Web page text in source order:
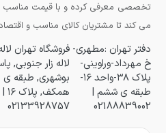
تخصصی معرفی کرده و با قیمت مناسب
می کند تا مشتریان کالای مناسب و
دفتر تهران :مطهری-
خ مهرداد-وراوینی-
پلاک ۳۸-واحد ۱۶-
طبقه ی ششم |
02188839002
فروشگاه تهران
لاله زار جنوبی,
بوشهری, طبقه ی
همکف, پلاک ۱۶ |
02133928757